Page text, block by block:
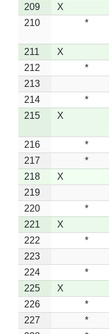
209
X
210
*
211
X
212
*
213
214
*
215
X
216
*
217
*
218
X
219
220
*
221
X
222
*
223
224
*
225
X
226
*
227
*